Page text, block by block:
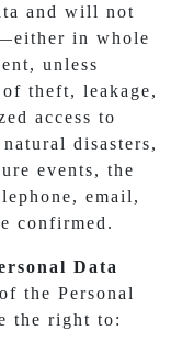
and will not
in whole
unless
theft, leakage,
access to
disasters,
events, the
email,
confirmed.
Data
the Personal
the right to: